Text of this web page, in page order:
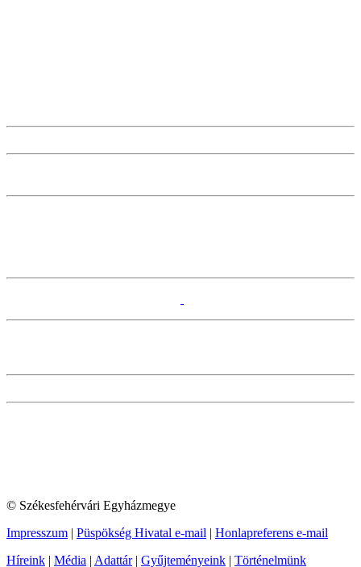
© Székesfehérvári Egyházmegye
Impresszum | Püspökség Hivatal e-mail | Honlapreferens e-mail
Híreink | Média | Adattár| Gyűjteményeink | Történelmünk